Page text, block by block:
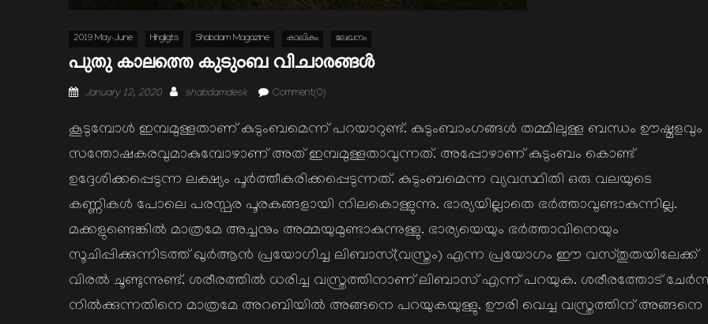
2019 May-June Hihgligts Shabdam Magazine കാലികം ലേഖനം
പുതു കാലത്തെ കുടുംബ വിചാരങ്ങള്‍
Posted
January 12, 2020 Author
shabdamdesk Comment(0)
കൂടുമ്പോള്‍ ഇമ്പമുള്ളതാണ് കുടുംബമെന്ന് പറയാറുണ്ട്. കുടുംബാംഗങ്ങള്‍ തമ്മിലുള്ള ബന്ധം ഊഷ്മളവും
സന്തോഷകരവുമാകുമ്പോഴാണ് അത് ഇമ്പമുള്ളതാവുന്നത്. അപ്പോഴാണ് കുടുംബം കൊണ്ട്
ഉദ്ദേശിക്കപ്പെടുന്ന ലക്ഷ്യം പൂര്‍ത്തീകരിക്കപ്പെടുന്നത്. കുടുംബമെന്ന വ്യവസ്ഥിതി ഒരു വലയുടെ
കണ്ണികള്‍ പോലെ പരസ്പര പൂരകങ്ങളായി നിലകൊള്ളുന്നു. ഭാര്യയില്ലാതെ ഭര്‍ത്താവുണ്ടാകുന്നില്ല.
മക്കളുണ്ടെങ്കില്‍ മാത്രമേ അച്ചനും അമ്മയുമുണ്ടാകുന്നുള്ളു. ഭാര്യയെയും ഭര്‍ത്താവിനെയും
സൂചിപ്പിക്കുന്നിടത്ത് ഖുര്‍ആന്‍ പ്രയോഗിച്ച ലിബാസ്(വസ്ത്രം) എന്ന പ്രയോഗം ഈ വസ്തുതയിലേക്ക്
വിരല്‍ ചൂണ്ടുന്നുണ്ട്. ശരീരത്തില്‍ ധരിച്ച വസ്ത്രത്തിനാണ് ലിബാസ് എന്ന് പറയുക. ശരീരത്തോട്
നില്‍ക്കുന്നതിനെ മാത്രമേ അറബിയില്‍ അങ്ങനെ പറയുകയുള്ളു. ഊരി വെച്ച വസ്ത്രത്തിന് അങ്ങനെ